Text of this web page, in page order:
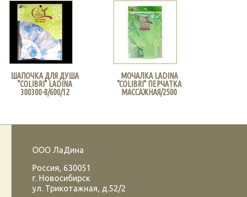
ШАПОЧКА ДЛЯ ДУША
"COLIBRI" LADINA
300300-8/600/12
МОЧАЛКА LADINA
"COLIBRI" ПЕРЧАТКА
МАССАЖНАЯ/2500
ООО ЛаДина
Россия, 630051
г. Новосибирск
ул. Трикотажная, д.52/2